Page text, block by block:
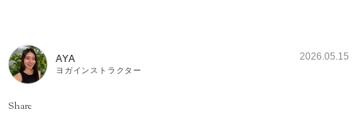
AYA
ヨガインストラクター
2026.05.15
Share